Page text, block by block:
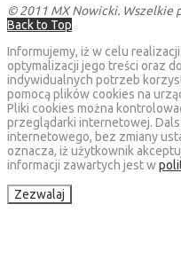
© 2011 MX Nowicki. Wszelkie
Back to Top
Informujemy, iż w celu
optymalizacji jego treści oraz
indywidualnych potrzeb
pomocą plików cookies na
Pliki cookies można
przeglądarki internetowej.
internetowego, bez zmiany
oznacza, iż użytkownik
informacji zawartych jest w
Zezwalaj